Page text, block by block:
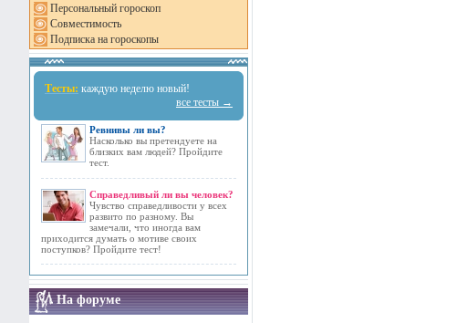
Персональный гороскоп
Совместимость
Подписка на гороскопы
Тесты: каждую неделю новый!
все тесты →
Ревнивы ли вы?
Насколько вы претендуете на
близких вам людей? Пройдите
тест.
Справедливый ли вы человек?
Чувство справедливости у всех
развито по разному. Вы
замечали, что иногда вам
приходится думать о мотиве своих
поступков? Пройдите тест!
На форуме